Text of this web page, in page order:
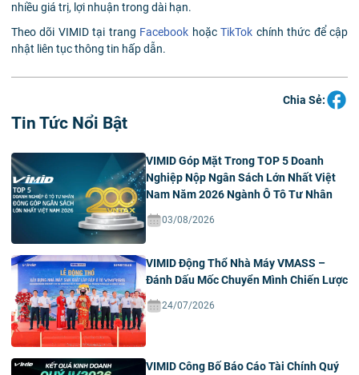
nhiều giá trị, lợi nhuận trong dài hạn.
Theo dõi VIMID tại trang Facebook hoặcTikTok chính thức để cập
nhật liên tục thông tin hấp dẫn.
Chia Sẻ:
Tin Tức Nổi Bật
VIMID Góp Mặt Trong TOP 5 Doanh
Nghiệp Nộp Ngân Sách Lớn Nhất Việt
Nam Năm 2026 Ngành Ô Tô Tư Nhân
03/08/2026
VIMID Động Thổ Nhà Máy VMASS –
Đánh Dấu Mốc Chuyển Mình Chiến Lược
24/07/2026
VIMID Công Bố Báo Cáo Tài Chính Quý